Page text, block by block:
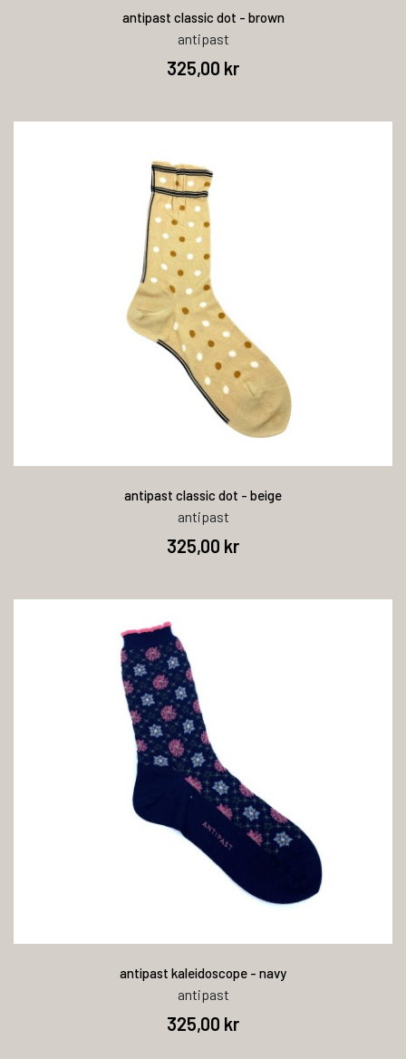
antipast classic dot - brown
antipast
325,00 kr
antipast classic dot - beige
antipast
325,00 kr
antipast kaleidoscope - navy
antipast
325,00 kr